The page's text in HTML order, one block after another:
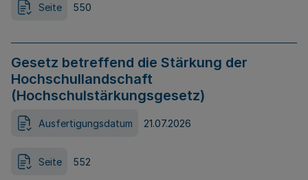
Seite 550
Gesetz betreffend die Stärkung der
Hochschullandschaft
(Hochschulstärkungsgesetz)
Ausfertigungsdatum 21.07.2026
Seite 552